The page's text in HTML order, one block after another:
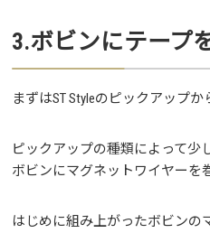
3.ボビンにテープ
まずはST Styleのピックアップか
ピックアップの種類によって少
ボビンにマグネットワイヤーを
はじめに組み上がったボビンの